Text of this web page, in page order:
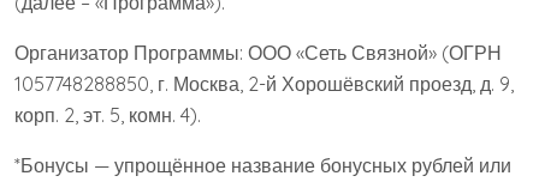
Организатор Программы: ООО «Сеть Связной» (ОГРН
1057748288850, г. Москва, 2-й Хорошёвский проезд, д. 9,
корп. 2, эт. 5, комн. 4).
*Бонусы — упрощённое название бонусных рублей или